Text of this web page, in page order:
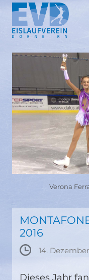
Springe
zum
Inhalt
Verona
2016
14.
Dieses Jahr